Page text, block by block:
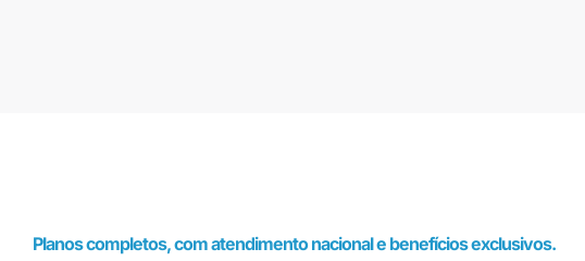
Planos completos, com atendimento nacional e benefícios exclusivos.